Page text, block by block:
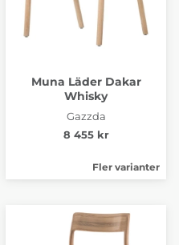
Muna Läder Dakar
Whisky
Gazzda
8 455 kr
Fler varianter